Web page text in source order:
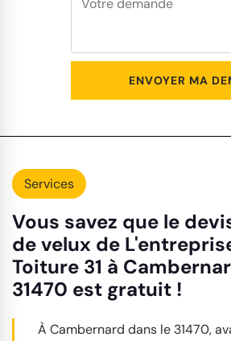
Services
Vous savez que le
de velux de
Toiture 31 à
31470 est gratuit !
À Cambernard dans le 31470,